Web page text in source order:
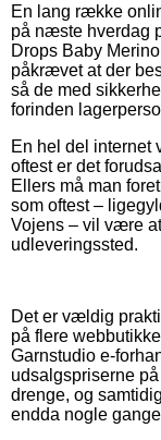
En lang række
på næste hverdag
Drops Baby
påkrævet at der
så de med
forinden
En hel del internet
oftest er det
Ellers må man
som oftest –
Vojens – vil være
udleveringssted.
Det er vældig
på flere
Garnstudio e-
udsalgspriserne
drenge, og
endda nogle